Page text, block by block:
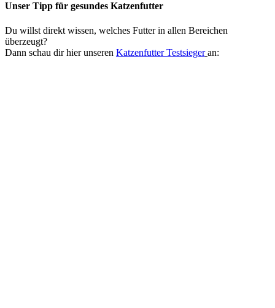
Unser Tipp für gesundes Katzenfutter
Du willst direkt wissen, welches Futter in allen Bereichen
überzeugt?
Dann schau dir hier unseren Katzenfutter Testsieger an: